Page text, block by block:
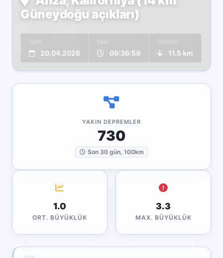
Güneydoğu açıkları)
Tarih
20.04.2026
Saat
09:36:59
Derinlik
11.5 km
YAKIN DEPREMLER
730
Son 30 gün, 100km
1.0
ORT. BÜYÜKLÜK
3.3
MAX. BÜYÜKLÜK